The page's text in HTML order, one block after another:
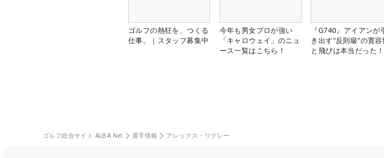
ゴルフの熱狂を、つくる
仕事。｜スタッフ募集中
今年も男女プロが強い
「キャロウェイ」のニュ
ース一覧はこちら！
『G740』アイアンが
き出す“反則級”の寛容
と飛びは本当だった！
ゴルフ総合サイト ALBA Net 選手情報 アレックス・リグレー